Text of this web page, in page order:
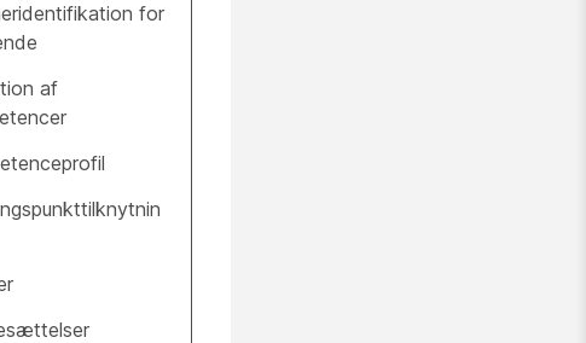
for
af